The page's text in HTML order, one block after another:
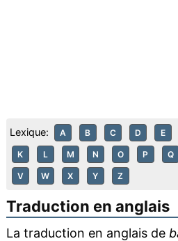
Lexique: A B C D E
K L M N O P Q
V W X Y Z
Traduction en anglais
La traduction en anglais de